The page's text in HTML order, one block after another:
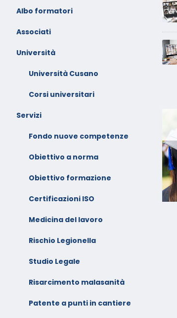
Albo formatori
Associati
Università
Università Cusano
Corsi universitari
Servizi
Fondo nuove competenze
Obiettivo a norma
Obiettivo formazione
Certificazioni ISO
Medicina del lavoro
Rischio Legionella
Studio Legale
Risarcimento malasanità
Patente a punti in cantiere
setaccio
working, riconosciuto
Videoconferenza Marzo –
Videoconferenza Gennaio –